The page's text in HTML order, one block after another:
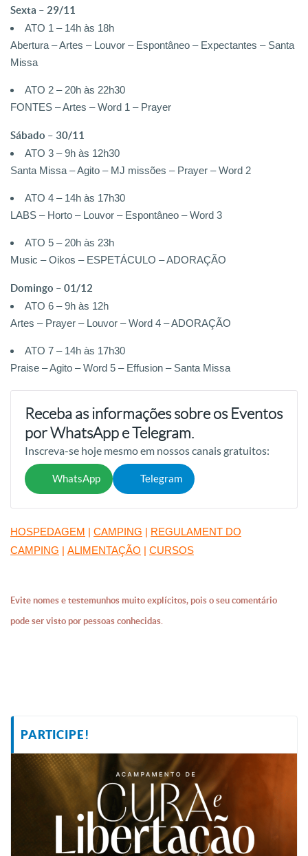
Sexta – 29/11
ATO 1 – 14h às 18h
Abertura – Artes – Louvor – Espontâneo – Expectantes – Santa
Missa
ATO 2 – 20h às 22h30
FONTES – Artes – Word 1 – Prayer
Sábado – 30/11
ATO 3 – 9h às 12h30
Santa Missa – Agito – MJ missões – Prayer – Word 2
ATO 4 – 14h às 17h30
LABS – Horto – Louvor – Espontâneo – Word 3
ATO 5 – 20h às 23h
Music – Oikos – ESPETÁCULO – ADORAÇÃO
Domingo – 01/12
ATO 6 – 9h às 12h
Artes – Prayer – Louvor – Word 4 – ADORAÇÃO
ATO 7 – 14h às 17h30
Praise – Agito – Word 5 – Effusion – Santa Missa
Receba as informações sobre os Eventos
por WhatsApp e Telegram.
Inscreva-se hoje mesmo em nossos canais gratuitos:
WhatsApp Telegram
HOSPEDAGEM | CAMPING | REGULAMENT DO
CAMPING | ALIMENTAÇÃO | CURSOS
Evite nomes e testemunhos muito explícitos, pois o seu comentário
pode ser visto por pessoas conhecidas.
PARTICIPE!